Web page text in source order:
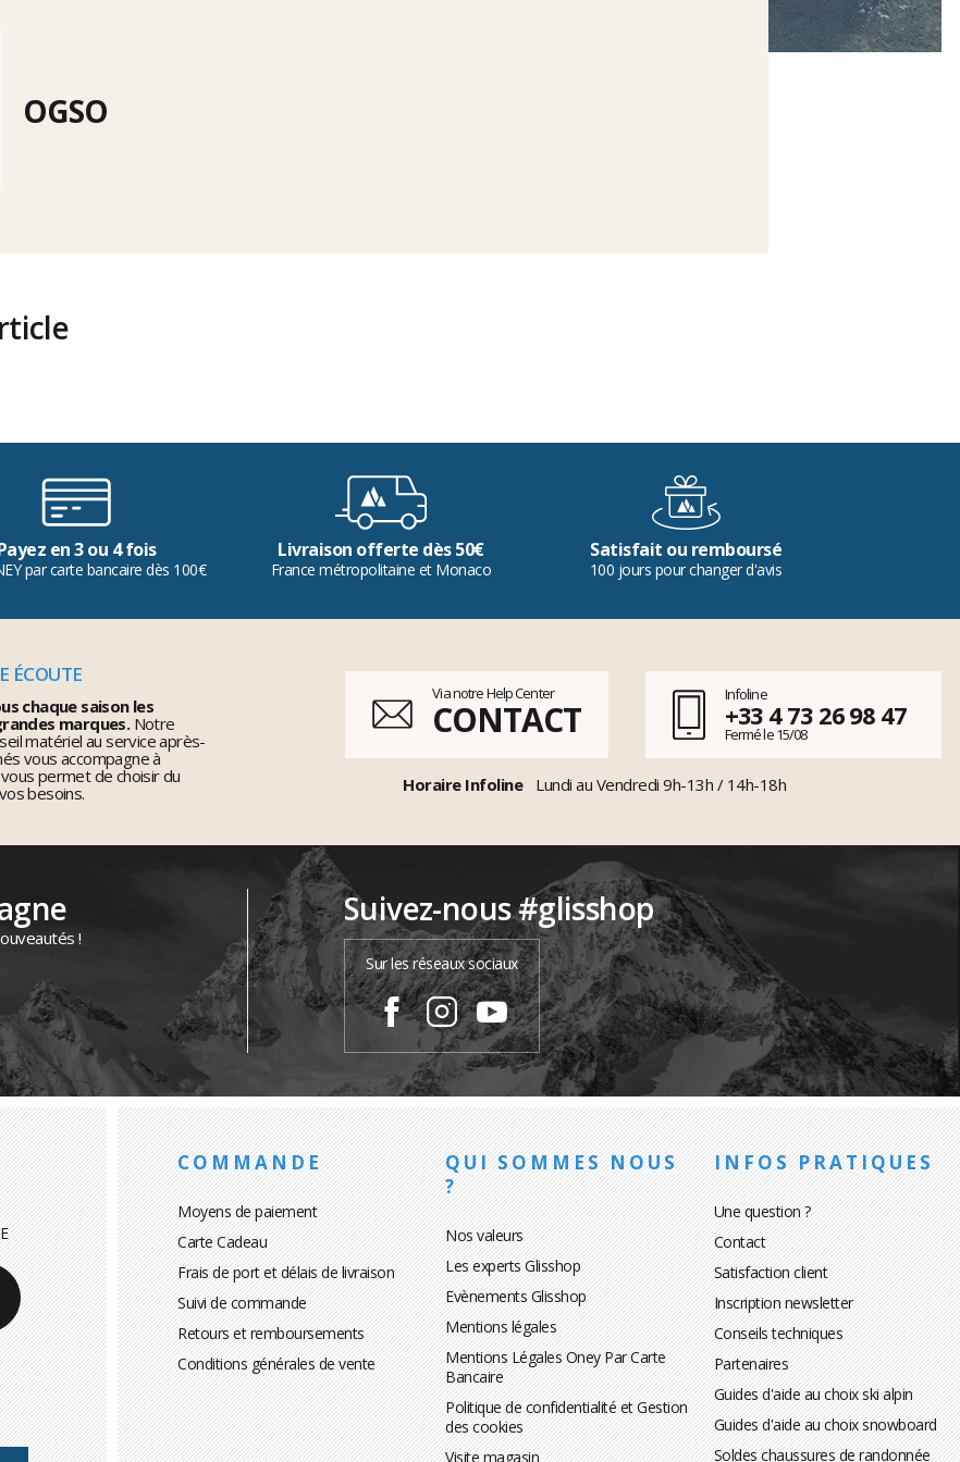
OGSO
en 3 ou 4 fois
par carte bancaire dès 100€
Livraison offerte dès 50€
France métropolitaine et Monaco
Satisfait ou remboursé
100 jours pour changer d'avis
ÉCOUTE
chaque saison les
marques.Notre
matériel au service après-
vous accompagne à
permet de choisir du
besoins.
Via notre Help Center
CONTACT
Infoline
+33 4 73 26 98 47
Fermé le 15/08
Horaire Infoline Lundi au Vendredi 9h-13h / 14h-18h
!
Suivez-nous #glisshop
Sur les réseaux sociaux
COMMANDE
Moyens de paiement
Carte Cadeau
Frais de port et délais de livraison
Suivi de commande
Retours et remboursements
Conditions générales de vente
QUI SOMMES NOUS
?
Nos valeurs
Les experts Glisshop
Evènements Glisshop
Mentions légales
Mentions Légales Oney Par Carte
Bancaire
Politique de confidentialité et Gestion
des cookies
Visite magasin
INFOS PRATIQUES
Une question ?
Contact
Satisfaction client
Inscription newsletter
Conseils techniques
Partenaires
Guides d'aide au choix ski alpin
Guides d'aide au choix snowboard
Soldes chaussures de randonnée